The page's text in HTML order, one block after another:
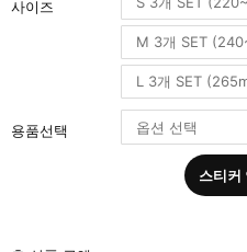
사이즈
M 3개 SET
L 3개 SET
용품선택
스티커